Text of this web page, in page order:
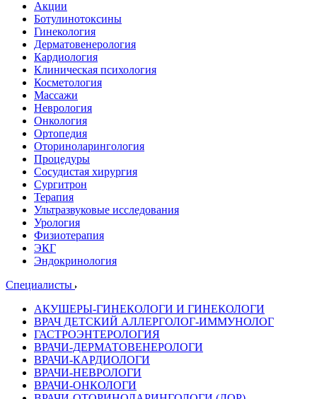
Акции
Ботулинотоксины
Гинекология
Дерматовенерология
Кардиология
Клиническая психология
Косметология
Массажи
Неврология
Онкология
Ортопедия
Оториноларингология
Процедуры
Сосудистая хирургия
Сургитрон
Терапия
Ультразвуковые исследования
Урология
Физиотерапия
ЭКГ
Эндокринология
Специалисты
АКУШЕРЫ-ГИНЕКОЛОГИ И ГИНЕКОЛОГИ
ВРАЧ ДЕТСКИЙ АЛЛЕРГОЛОГ-ИММУНОЛОГ
ГАСТРОЭНТЕРОЛОГИЯ
ВРАЧИ-ДЕРМАТОВЕНЕРОЛОГИ
ВРАЧИ-КАРДИОЛОГИ
ВРАЧИ-НЕВРОЛОГИ
ВРАЧИ-ОНКОЛОГИ